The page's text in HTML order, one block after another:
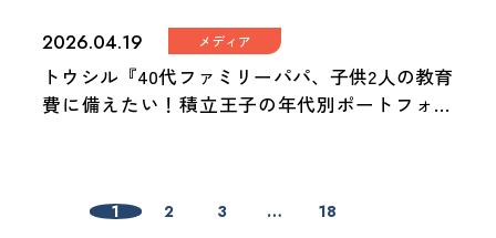
2026.04.19 メディア
トウシル『40代ファミリーパパ、子供2人の教育
費に備えたい！積立王子の年代別ポートフォリ
1 2 3 … 18